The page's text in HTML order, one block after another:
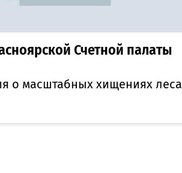
Счетной палаты
о масштабных хищениях леса